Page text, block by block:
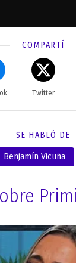
COMPARTÍ
Twitter
SE HABLÓ DE
Benjamín Vicuña